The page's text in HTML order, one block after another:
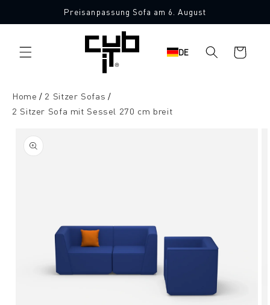
Inhalt
Preisanpassung Sofa am 6. August
DE Warenkorb
Home
2 Sitzer Sofas
2 Sitzer Sofa mit Sessel 270 cm breit
Made in Germany 🖤